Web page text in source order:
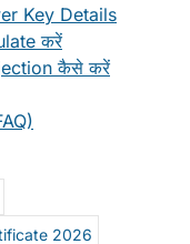
Key Details
करें
कैसे करें
2026